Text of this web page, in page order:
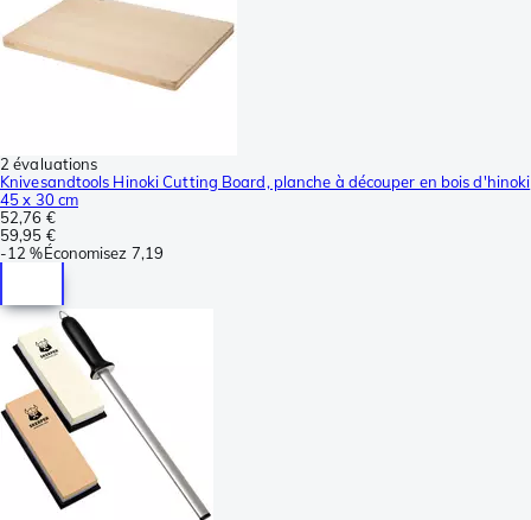
2 évaluations
Knivesandtools Hinoki Cutting Board, planche à découper en bois d'hinoki
45 x 30 cm
52,76 €
59,95 €
-12 %Économisez 7,19